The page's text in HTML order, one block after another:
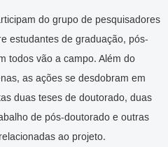
do grupo de pesquisadores
estudantes de graduação, pós-
todos vão a campo. Além do
as ações se desdobram em
duas teses de doutorado, duas
de pós-doutorado e outras
ao projeto.